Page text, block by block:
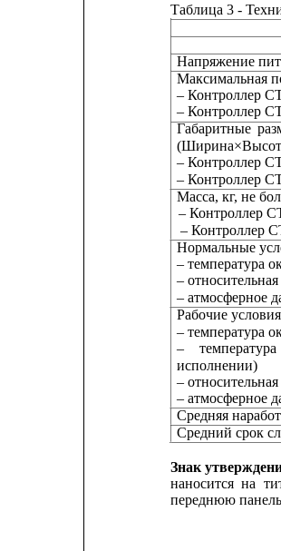
Таблица 3 -
Напряжение
Максимальная
‒ Контроллер
‒ Контроллер
Габаритные
‒ Контроллер
‒ Контроллер
Масса, кг, не
‒ Контроллер
‒ Контроллер
Нормальные
– температура
–
– атмосферное
Рабочие
– температура
–
температура
исполнении)
–
– атмосферное
Средняя
Средний срок
Знак
наносится на
переднюю